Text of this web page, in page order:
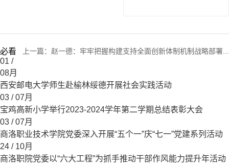
上一篇： 赵一德：牢牢把握构建支持全面创新体制机制战略部署...
必看
01 /
08月
西安邮电大学师生赴榆林绥德开展社会实践活动
03 / 07月
宝鸡高新小学举行2023-2024学年第二学期总结表彰大会
03 / 07月
商洛职业技术学院党委深入开展“五个一”庆“七一”党建系列活动
24 / 10月
商洛职院党委以“六大工程”为抓手推动干部作风能力提升年活动